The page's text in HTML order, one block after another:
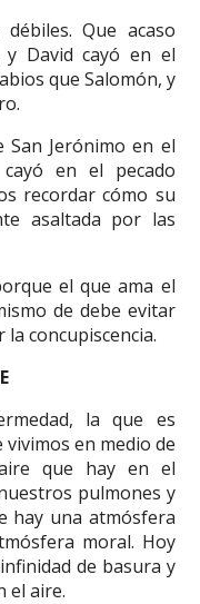
Que acaso
y David cayó en el
que Salomón, y
San Jerónimo en el
en el pecado
recordar cómo su
asaltada por las
el que ama el
de debe evitar
concupiscencia.
la que es
vivimos en medio de
que hay en el
pulmones y
hay una atmósfera
moral. Hoy
de basura y
el aire.